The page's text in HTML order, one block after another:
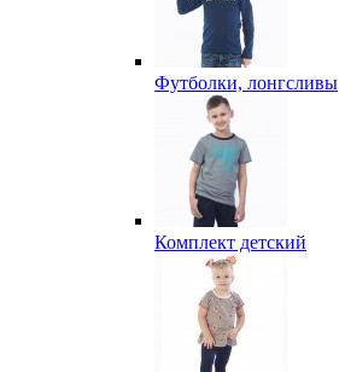
Футболки, лонгсливы
Комплект детский